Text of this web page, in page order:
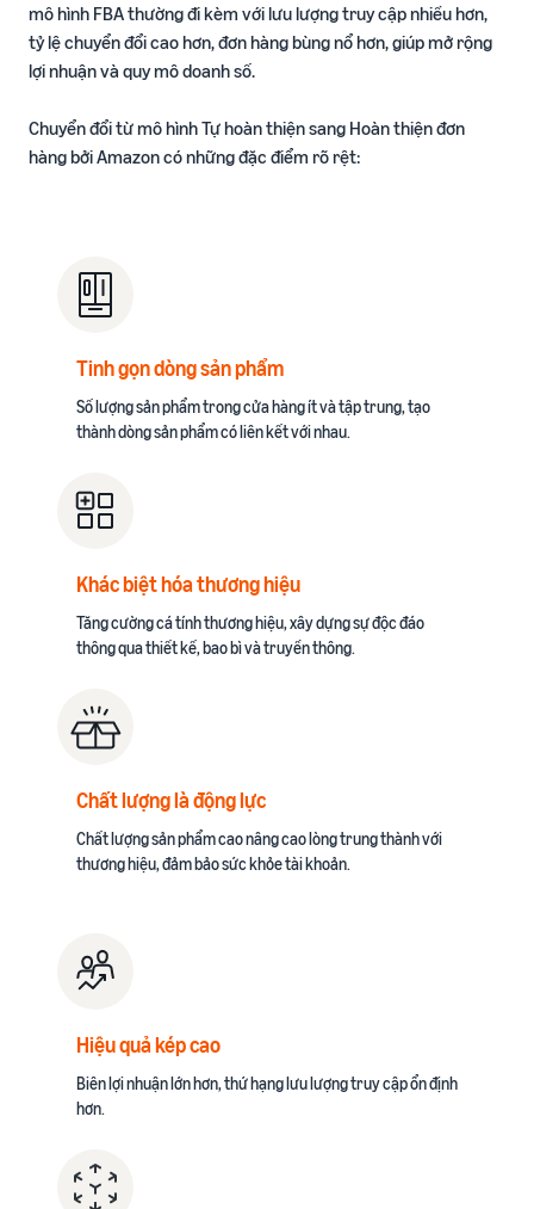
mô hình FBA thường đi kèm với lưu lượng truy cập nhiều hơn,
tỷ lệ chuyển đổi cao hơn, đơn hàng bùng nổ hơn, giúp mở rộng
lợi nhuận và quy mô doanh số.​
Chuyển đổi từ mô hình Tự hoàn thiện sang Hoàn thiện đơn
hàng bởi Amazon có những đặc điểm rõ rệt:​
Tinh gọn dòng sản phẩm
Số lượng sản phẩm trong cửa hàng ít và tập trung, tạo
thành dòng sản phẩm có liên kết với nhau.
Khác biệt hóa thương hiệu
Tăng cường cá tính thương hiệu, xây dựng sự độc đáo
thông qua thiết kế, bao bì và truyền thông.
Chất lượng là động lực
Chất lượng sản phẩm cao nâng cao lòng trung thành với
thương hiệu, đảm bảo sức khỏe tài khoản.
Hiệu quả kép cao
Biên lợi nhuận lớn hơn, thứ hạng lưu lượng truy cập ổn định
hơn.